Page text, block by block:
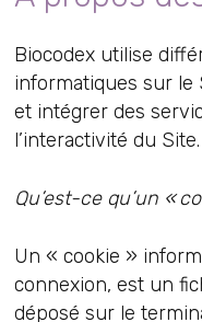
Biocodex utilise
informatiques sur le
et intégrer des
l’interactivité du Site.
Qu’est-ce qu’un «
Un « cookie »
connexion, est un
déposé sur le